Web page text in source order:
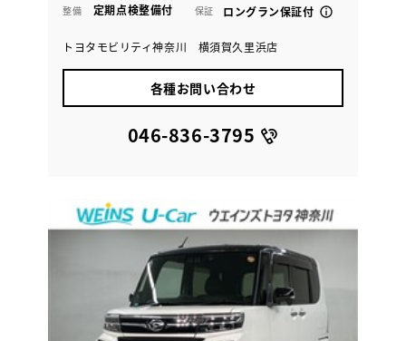
整備 定期点検整備付 保証 ロングラン保証付
トヨタモビリティ神奈川 横須賀久里浜店
各種お問い合わせ
046-836-3795